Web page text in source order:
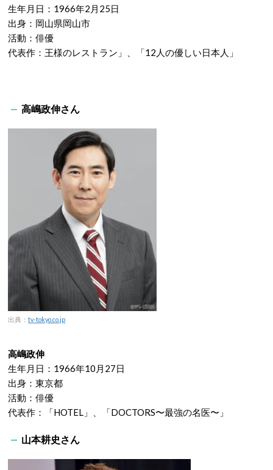
生年月日：1966年2月25日
出身：岡山県岡山市
活動：俳優
代表作：王様のレストラン」、「12人の優しい日本人」
高嶋政伸さん
出典： tv-tokyo.co.jp
高嶋政伸
生年月日：1966年10月27日
出身：東京都
活動：俳優
代表作：「HOTEL」、「DOCTORS〜最強の名医〜」
山本耕史さん